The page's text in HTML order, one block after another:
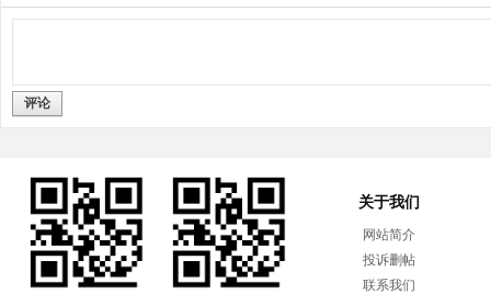
评论
关于我们
网站简介
投诉删帖
联系我们